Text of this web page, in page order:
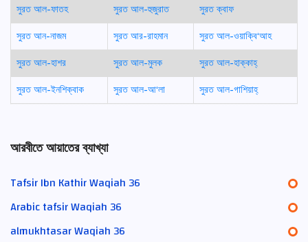
সুরত আল-ফাতহ সুরত আল-হুজুরাত
সুরত ক্বাফ
সুরত আন-নাজম
সুরত আর-রাহমান
সুরত আল-ওয়াক্বি‘আহ
সুরত আল-হাশর
সুরত আল-মুলক
সুরত আল-হাক্কাহ্
সুরত আল-ইনশিক্বাক
সুরত আল-আ‘লা সুরত আল-গাশিয়াহ্
আরবীতে আয়াতের ব্যাখ্যা
Tafsir Ibn Kathir Waqiah 36
Arabic tafsir Waqiah 36
almukhtasar Waqiah 36